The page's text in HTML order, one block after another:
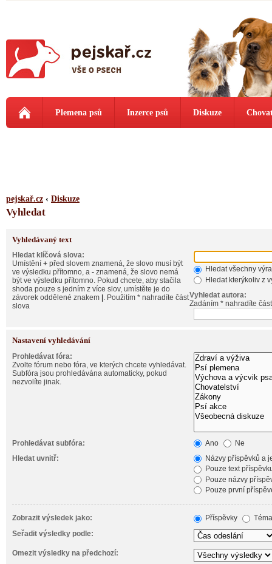
Plemena psů Inzerce psů Diskuze
pejskař.cz ‹ Diskuze
Vyhledat
Vyhledávaný text
Hledat klíčová slova:
Umístění + před slovem znamená, že slovo musí být
ve výsledku přítomno, a - znamená, že slovo nemá
být ve výsledku přítomno. Pokud chcete, aby stačila
shoda pouze s jedním z více slov, umístěte je do
závorek oddělené znakem . Použitím * nahradíte část
slova
Hledat všechny
Hledat kterýkoliv z
Vyhledat autora:
Zadáním * nahradíte
Nastavení vyhledávání
Prohledávat fóra:
Zvolte fórum nebo fóra, ve kterých chcete vyhledávat.
Subfóra jsou prohledávána automaticky, pokud
nezvolíte jinak.
Prohledávat subfóra: Ano
Ne
Hledat uvnitř:
Názvy příspěvků a
Pouze text
Pouze názvy
Pouze první
Zobrazit výsledek jako: Příspěvky
Seřadit výsledky podle:
Omezit výsledky na předchozí: